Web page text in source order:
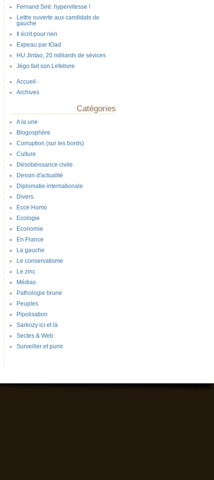
Fernand Siré: hypervitesse !
Lettre ouverte aux candidats de
gauche
Il écrit pour rien
Expeau par tOad
HU Jintao, 20 milliards de sévices
Jégo fait son Lefebvre
Accueil -
Archives
Catégories
A la une
Blogosphère
Corruption (sur les bords)
Culture
Désobéissance civile
Dessin d'actualité
Diplomatie internationale
Divers
Ecce Homo
Ecologie
Economie
En France
La gauche
Le conservatisme
Le zinc
Médias
Pathologie brune
Peuples
Pipolisation
Sarkozy ici et là
Sectes & Web
Surveiller et punir